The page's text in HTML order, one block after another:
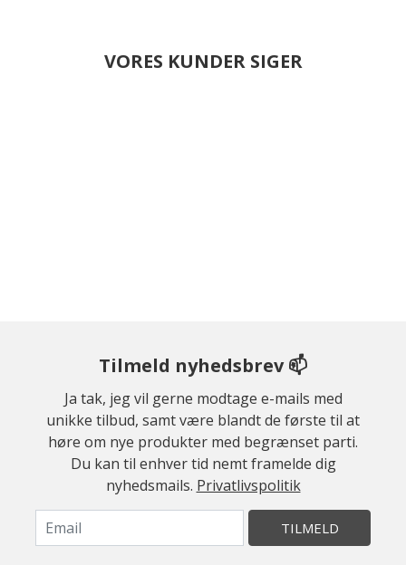
VORES KUNDER SIGER
Tilmeld nyhedsbrev 📫
Ja tak, jeg vil gerne modtage e-mails med
unikke tilbud, samt være blandt de første til at
høre om nye produkter med begrænset parti.
Du kan til enhver tid nemt framelde dig
nyhedsmails. Privatlivspolitik
TILMELD